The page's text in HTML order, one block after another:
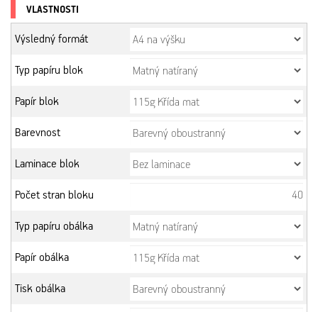
VLASTNOSTI
Výsledný formát
Typ papíru blok
Papír blok
Barevnost
Laminace blok
Počet stran bloku
Typ papíru obálka
Papír obálka
Tisk obálka